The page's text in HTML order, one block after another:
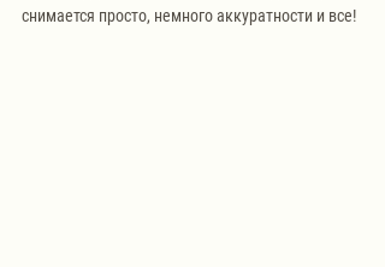
снимается просто, немного аккуратности и все!